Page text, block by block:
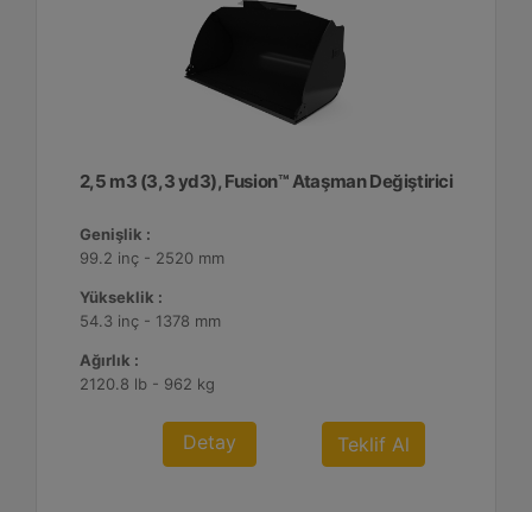
2,5 m3 (3,3 yd3), Fusion™ Ataşman Değiştirici
Genişlik :
99.2 inç - 2520 mm
Yükseklik :
54.3 inç - 1378 mm
Ağırlık :
2120.8 lb - 962 kg
Detay Teklif Al